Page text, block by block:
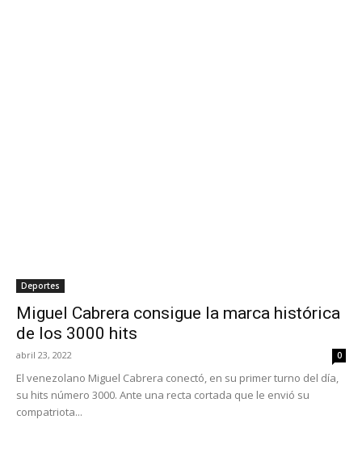
Deportes
Miguel Cabrera consigue la marca histórica
de los 3000 hits
abril 23, 2022 0
El venezolano Miguel Cabrera conectó, en su primer turno del día,
su hits número 3000. Ante una recta cortada que le envió su
compatriota...